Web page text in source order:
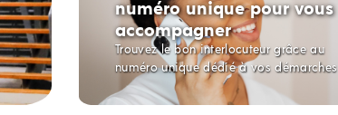
numéro unique pour vous
accompagner
Trouvez le bon interlocuteur grâce au
numéro unique dédié à vos démarches